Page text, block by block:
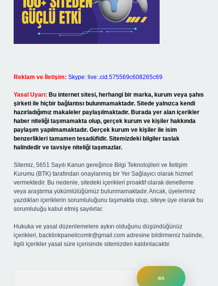
Reklam ve İletişim: Skype: live:.cid.575569c608265c69
Yasal Uyarı: Bu internet sitesi, herhangi bir marka, kurum veya şahıs
şirketi ile hiçbir bağlantısı bulunmamaktadır. Sitede yalnızca kendi
hazırladığımız makaleler paylaşılmaktadır. Burada yer alan içerikler
haber niteliği taşımamakta olup, gerçek kurum ve kişiler hakkında
paylaşım yapılmamaktadır. Gerçek kurum ve kişiler ile isim
benzerlikleri tamamen tesadüfidir. Sitemizdeki bilgiler taslak
halindedir ve tavsiye niteliği taşımazlar.
Sitemiz, 5651 Sayılı Kanun gereğince Bilgi Teknolojileri ve İletişim
Kurumu (BTK) tarafından onaylanmış bir Yer Sağlayıcı olarak hizmet
vermektedir. Bu nedenle, sitedeki içerikleri proaktif olarak denetleme
veya araştırma yükümlülüğümüz bulunmamaktadır. Ancak, üyelerimiz
yazdıkları içeriklerin sorumluluğunu taşımakta olup, siteye üye olarak bu
sorumluluğu kabul etmiş sayılırlar.
Hukuka ve yasal düzenlemelere aykırı olduğunu düşündüğünüz
içerikleri, backlinkpanelicomtr@gmail.com adresine bildirmeniz halinde,
ilgili içerikler yasal süre içerisinde sitemizden kaldırılacaktır.